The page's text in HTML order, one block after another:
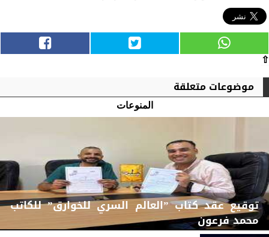
⇧
موضوعات متعلقة
المنوعات
توقيع عقد كتاب ”العالم السري للخوارق” للكاتب
محمد فرعون